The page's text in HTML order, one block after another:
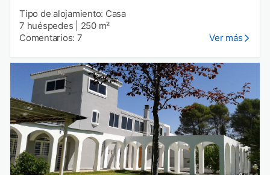
Tipo de alojamiento: Casa
7 huéspedes
250 m²
Comentarios: 7
Ver más